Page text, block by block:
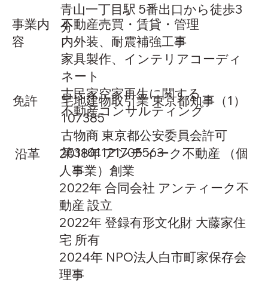
​沿革
2018年 アンティーク不動産 （個
人事業）創業
2022年 合同会社 アンティーク不
動産 設立
2022年 登録有形文化財 大藤家住
宅 所有
2024年 NPO法人白市町家保存会
理事
​免許
​事業内
容
不動産売買・賃貸・管理
内外装、耐震補強工事
家具製作、インテリアコーディ
ネート
古民家空家再生に関する
不動産コンサルティング
青山一丁目駅 5番出口から徒歩3
分
宅地建物取引業 東京都知事（1）
107385
古物商 東京都公安委員会許可
第3101121705563